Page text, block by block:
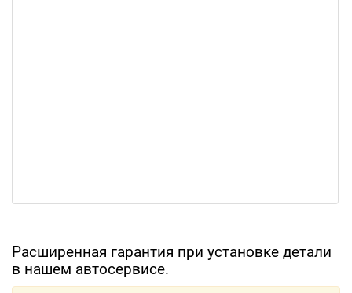
Расширенная гарантия при установке детали
в нашем автосервисе.